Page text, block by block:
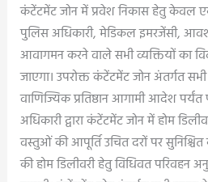
कंटेंटमेंट जोन में प्रवेश निकास हेतु केवल एक
पुलिस अधिकारी, मेडिकल इमरजेंसी,
आवागमन करने वाले सभी व्यक्तियों का
जाएगा। उपरोक्त कंटेंटमेंट जोन अंतर्गत
वाणिज्यिक प्रतिष्ठान आगामी आदेश पर्यंत
अधिकारी द्वारा कंटेंटमेंट जोन में होम
वस्तुओं की आपूर्ति उचित दरों पर
की होम डिलीवरी हेतु विधिवत परिवहन